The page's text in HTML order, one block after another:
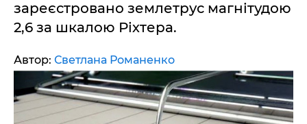
зареєстровано землетрус магнітудою
2,6 за шкалою Ріхтера.
Автор: Светлана Романенко